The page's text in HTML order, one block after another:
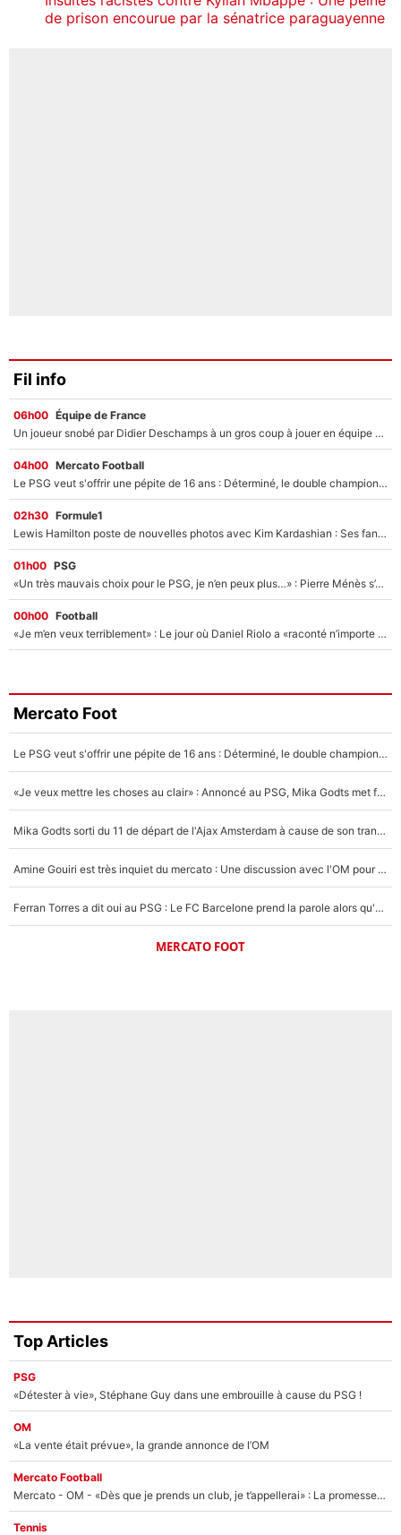
de prison encourue par la sénatrice paraguayenne
Fil info
06h00 Équipe de France
Un joueur snobé par Didier Deschamps à un gros coup à jouer en équipe de France : Zinedine Zidane a trouvé son numéro 9 ?
04h00 Mercato Football
Le PSG veut s'offrir une pépite de 16 ans : Déterminé, le double champion d'Europe en titre est prêt à lâcher 40M€ pour celui que l'on compare déjà à Vinicius Jr !
02h30 Formule1
Lewis Hamilton poste de nouvelles photos avec Kim Kardashian : Ses fans le voient déjà redevenir champion du monde de F1 grâce à elle !
01h00 PSG
«Un très mauvais choix pour le PSG, je n’en peux plus…» : Pierre Ménès s’est complètement trompé avec Luis Enrique et ces déclarations le prouvent !
00h00 Football
«Je m’en veux terriblement» : Le jour où Daniel Riolo a «raconté n’importe quoi» dans l'After Foot !
Mercato Foot
Le PSG veut s'offrir une pépite de 16 ans : Déterminé, le double champion d'Europe en titre est prêt à lâcher 40M€ pour celui que l'on compare déjà à Vinicius Jr !
«Je veux mettre les choses au clair» : Annoncé au PSG, Mika Godts met fin au suspense et éteint la polémique sur son transfert !
Mika Godts sorti du 11 de départ de l'Ajax Amsterdam à cause de son transfert imminent vers le PSG ? Son agent répond cash !
Amine Gouiri est très inquiet du mercato : Une discussion avec l'OM pour acter son transfert !
Ferran Torres a dit oui au PSG : Le FC Barcelone prend la parole alors qu'un transfert de l'attaquant espagnol prend forme
MERCATO FOOT
Top Articles
PSG
«Détester à vie», Stéphane Guy dans une embrouille à cause du PSG !
OM
«La vente était prévue», la grande annonce de l’OM
Mercato Football
Mercato - OM - «Dès que je prends un club, je t’appellerai» : La promesse de Marcelino au moment de claquer la porte
Tennis